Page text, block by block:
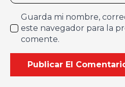
Guarda mi nombre,
este navegador para la
comente.